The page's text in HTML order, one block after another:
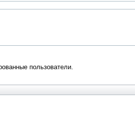
пользователи.